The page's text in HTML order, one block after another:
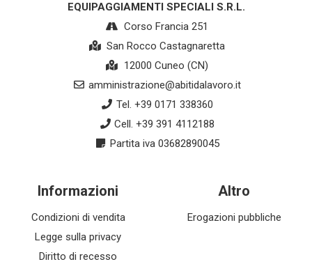
EQUIPAGGIAMENTI SPECIALI S.R.L.
Corso Francia 251
San Rocco Castagnaretta
12000 Cuneo (CN)
amministrazione@abitidalavoro.it
Tel. +39 0171 338360
Cell. +39 391 4112188
Partita iva 03682890045
Informazioni
Condizioni di vendita
Legge sulla privacy
Diritto di recesso
Altro
Erogazioni pubbliche